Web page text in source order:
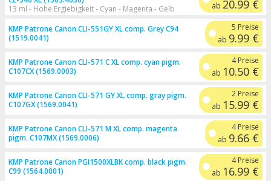
13 ml - Hohe Ergiebigkeit - Cyan - Magenta - Gelb
ab 20.99 €
KMP Patrone Canon CLI-551GY XL comp. Grey C94
(1519.0041)
5 Preise
ab 9.99 €
KMP Patrone Canon CLI-571 C XL comp. cyan pigm.
C107CX (1569.0003)
4 Preise
ab 10.50 €
KMP Patrone Canon CLI-571 GY XL comp. gray pigm.
C107GX (1569.0041)
2 Preise
ab 15.99 €
KMP Patrone Canon CLI-571 M XL comp. magenta
pigm. C107MX (1569.0006)
4 Preise
ab 9.66 €
KMP Patrone Canon PGI1500XLBK comp. black pigm.
C99 (1564.0001)
4 Preise
ab 16.99 €